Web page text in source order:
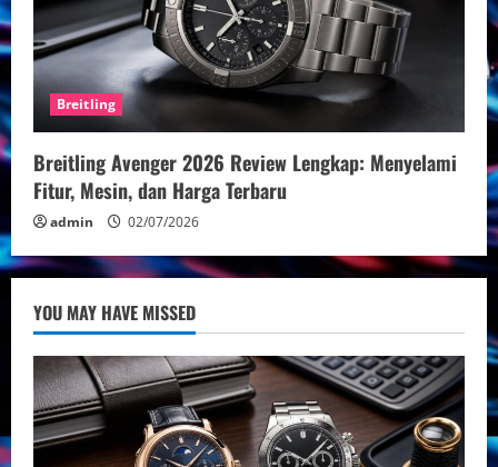
Breitling
Breitling Avenger 2026 Review Lengkap: Menyelami
Fitur, Mesin, dan Harga Terbaru
admin 02/07/2026
YOU MAY HAVE MISSED